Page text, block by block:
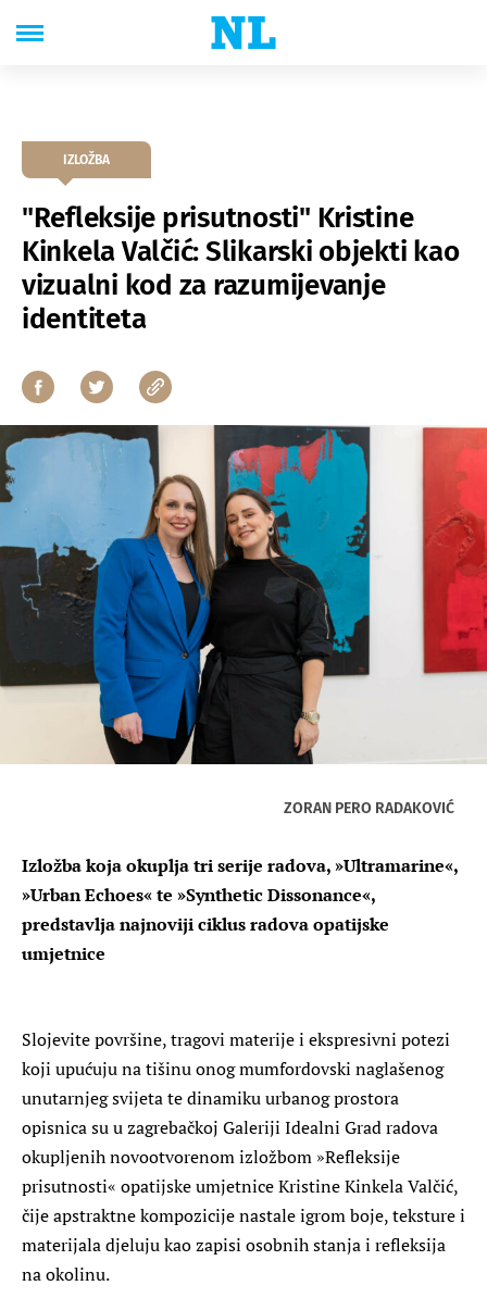
IZLOŽBA
"Refleksije prisutnosti" Kristine
Kinkela Valčić: Slikarski objekti kao
vizualni kod za razumijevanje
identiteta
ZORAN PERO RADAKOVIĆ
Izložba koja okuplja tri serije radova, »Ultramarine«,
»Urban Echoes« te »Synthetic Dissonance«,
predstavlja najnoviji ciklus radova opatijske
umjetnice
Slojevite površine, tragovi materije i ekspresivni potezi
koji upućuju na tišinu onog mumfordovski naglašenog
unutarnjeg svijeta te dinamiku urbanog prostora
opisnica su u zagrebačkoj Galeriji Idealni Grad radova
okupljenih novootvorenom izložbom »Refleksije
prisutnosti« opatijske umjetnice Kristine Kinkela Valčić,
čije apstraktne kompozicije nastale igrom boje, teksture i
materijala djeluju kao zapisi osobnih stanja i refleksija
na okolinu.